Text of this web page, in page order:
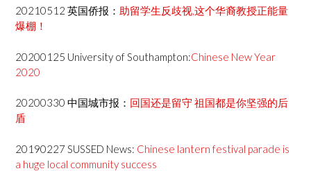
20210512 英国侨报： 助留学生反歧视,这个华裔教授正能量
爆棚！
20200125 University of Southampton:Chinese New Year
2020
20200330 中国城市报： 回国还是留守 祖国都是你坚强的后
盾
20190227 SUSSED News: Chinese lantern festival parade is
a huge local community success